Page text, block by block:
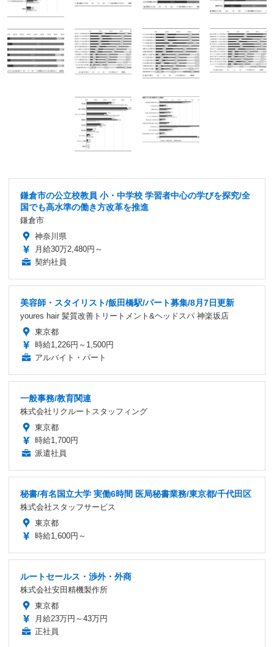
鎌倉市の公立校教員 小・中学校 学習者中心の学びを探究/全
国でも高水準の働き方改革を推進
鎌倉市
神奈川県
月給30万2,480円～
契約社員
美容師・スタイリスト/飯田橋駅/パート募集/8月7日更新
youres hair 髪質改善トリートメント&ヘッドスパ 神楽坂店
東京都
時給1,226円～1,500円
アルバイト・パート
一般事務/教育関連
株式会社リクルートスタッフィング
東京都
時給1,700円
派遣社員
秘書/有名国立大学 実働6時間 医局秘書業務/東京都/千代田区
株式会社スタッフサービス
東京都
時給1,600円～
ルートセールス・渉外・外商
株式会社安田精機製作所
東京都
月給23万円～43万円
正社員